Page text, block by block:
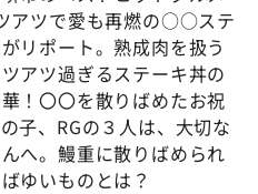
アツで愛も再燃の○○ステ
リポート。熟成肉を扱う
アツ過ぎるステーキ丼の
！〇〇を散りばめたお祝
子、RGの３人は、大切な
へ。鰻重に散りばめられ
ゆいものとは？